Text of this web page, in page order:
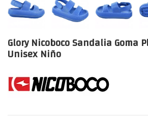
Glory Nicoboco Sandalia Goma
Unisex Niño